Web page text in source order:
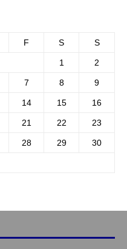
F S S
1 2
7 8 9
14 15 16
21 22 23
28 29 30